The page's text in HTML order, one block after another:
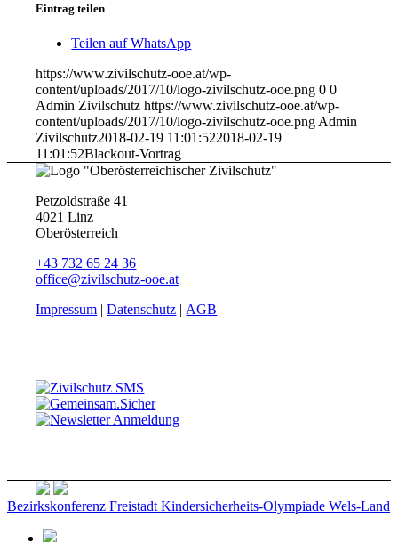
Eintrag teilen
Teilen auf WhatsApp
https://www.zivilschutz-ooe.at/wp-
content/uploads/2017/10/logo-zivilschutz-ooe.png 0 0
Admin Zivilschutz https://www.zivilschutz-ooe.at/wp-
content/uploads/2017/10/logo-zivilschutz-ooe.png Admin
Zivilschutz2018-02-19 11:01:522018-02-19
11:01:52Blackout-Vortrag
Petzoldstraße 41
4021 Linz
Oberösterreich
+43 732 65 24 36
office@zivilschutz-ooe.at
Impressum |Datenschutz |AGB
Bezirkskonferenz Freistadt Kindersicherheits-Olympiade Wels-Land